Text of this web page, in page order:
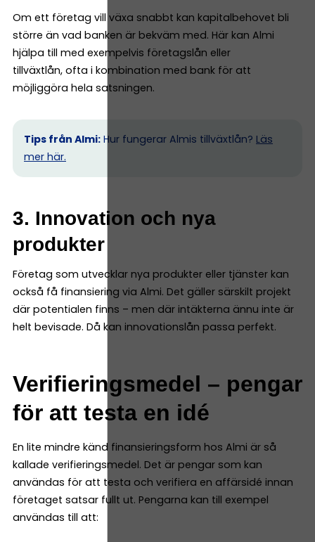
Om ett företag vill växa snabbt kan kapitalbehovet bli
större än vad banken är bekväm med. Här kan Almi
hjälpa till med exempelvis företagslån eller
tillväxtlån, ofta i kombination med bank för att
möjliggöra hela satsningen.
Tips från Almi: Hur fungerar Almis tillväxtlån? Läs
mer här.
3. Innovation och nya
produkter
Företag som utvecklar nya produkter eller tjänster kan
också få finansiering via Almi. Det gäller särskilt projekt
där potentialen finns – men där intäkterna ännu inte är
helt bevisade. Då kan innovationslån passa perfekt.
Verifieringsmedel – pengar
för att testa en idé
En lite mindre känd finansieringsform hos Almi är så
kallade verifieringsmedel. Det är pengar som kan
användas för att testa och verifiera en affärsidé innan
företaget satsar fullt ut. Pengarna kan till exempel
användas till att: